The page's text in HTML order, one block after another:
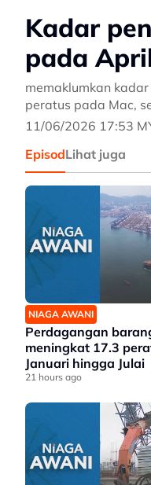
Kadar
pada
memaklumkan
peratus pada Mac,
11/06/2026 17:53
EpisodLihat juga
NIAGA AWANI
Perdagangan
meningkat 17.3
Januari hingga Julai
21 hours ago